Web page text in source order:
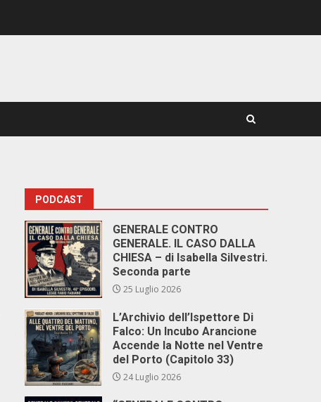
PODCAST
GENERALE CONTRO
GENERALE. IL CASO DALLA
CHIESA – di Isabella Silvestri.
Seconda parte
25 Luglio 2026
L’Archivio dell’Ispettore Di
Falco: Un Incubo Arancione
Accende la Notte nel Ventre
del Porto (Capitolo 33)
24 Luglio 2026